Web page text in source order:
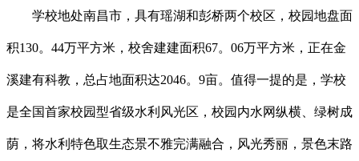
学校地处南昌市，具有瑶湖和彭桥两个校区，校园地盘面
积130。44万平方米，校舍建建面积67。06万平方米，正在金
溪建有科教，总占地面积达2046。9亩。值得一提的是，学校
是全国首家校园型省级水利风光区，校园内水网纵横、绿树成
荫，将水利特色取生态景不雅完满融合，风光秀丽，景色末路